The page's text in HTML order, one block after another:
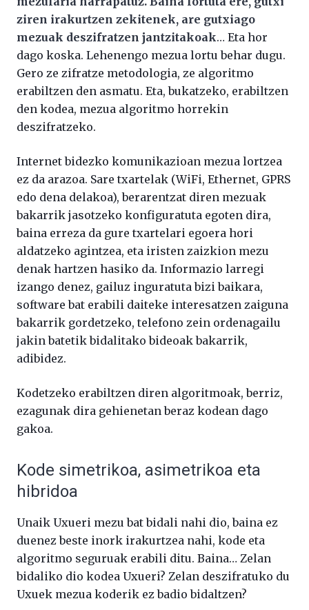
ziren irakurtzen zekitenek, are gutxiago
mezuak deszifratzen jantzitakoak… Eta hor
dago koska. Lehenengo mezua lortu behar dugu.
Gero ze zifratze metodologia, ze algoritmo
erabiltzen den asmatu. Eta, bukatzeko, erabiltzen
den kodea, mezua algoritmo horrekin
deszifratzeko.
Internet bidezko komunikazioan mezua lortzea
ez da arazoa. Sare txartelak (WiFi, Ethernet, GPRS
edo dena delakoa), berarentzat diren mezuak
bakarrik jasotzeko konfiguratuta egoten dira,
baina erreza da gure txartelari egoera hori
aldatzeko agintzea, eta iristen zaizkion mezu
denak hartzen hasiko da. Informazio larregi
izango denez, gailuz inguratuta bizi baikara,
software bat erabili daiteke interesatzen zaiguna
bakarrik gordetzeko, telefono zein ordenagailu
jakin batetik bidalitako bideoak bakarrik,
adibidez.
Kodetzeko erabiltzen diren algoritmoak, berriz,
ezagunak dira gehienetan beraz kodean dago
gakoa.
Kode simetrikoa, asimetrikoa eta
hibridoa
Unaik Uxueri mezu bat bidali nahi dio, baina ez
duenez beste inork irakurtzea nahi, kode eta
algoritmo seguruak erabili ditu. Baina… Zelan
bidaliko dio kodea Uxueri? Zelan deszifratuko du
Uxuek mezua koderik ez badio bidaltzen?